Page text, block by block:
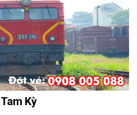
Kỳ